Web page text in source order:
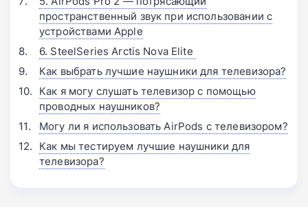
пространственный звук при использовании с
устройствами Apple
6. SteelSeries Arctis Nova Elite 󠁩󠁩󠁩󠁩󠁩󠁩
Как выбрать лучшие наушники для телевизора?
Как я могу слушать телевизор с помощью
проводных наушников?
Могу ли я использовать AirPods с телевизором?
Как мы тестируем лучшие наушники для
телевизора?